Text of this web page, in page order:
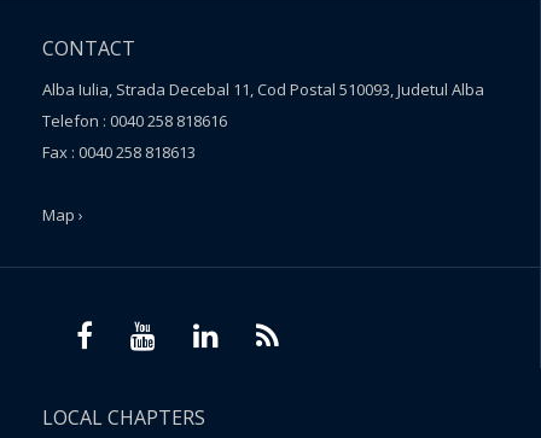
CONTACT
Alba Iulia, Strada Decebal 11, Cod Postal 510093, Judetul Alba
Telefon : 0040 258 818616
Fax : 0040 258 818613
Map ›
LOCAL CHAPTERS